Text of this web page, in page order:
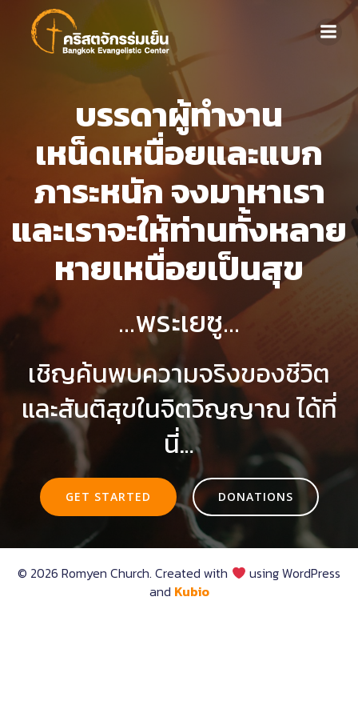
บรรดาผู้ทำงาน
เหน็ดเหนื่อยและแบก
ภาระหนัก จงมาหาเรา
และเราจะให้ท่านทั้งหลาย
หายเหนื่อยเป็นสุข
...พระเยซู...
เชิญค้นพบความจริงของชีวิต
และสันติสุขในจิตวิญญาณ ได้ที่
นี่…
GET STARTED DONATIONS
© 2026 Romyen Church. Created with
using WordPress
and Kubio